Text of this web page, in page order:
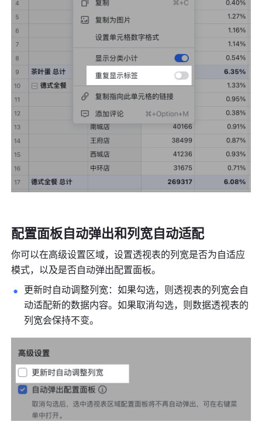
配置面板自动弹出和列宽自动适配
你可以在高级设置区域，设置透视表的列宽是否为自适应
模式，以及是否自动弹出配置面板。
更新时自动调整列宽：如果勾选，则透视表的列宽会自
动适配新的数据内容。如果取消勾选，则数据透视表的
列宽会保持不变。